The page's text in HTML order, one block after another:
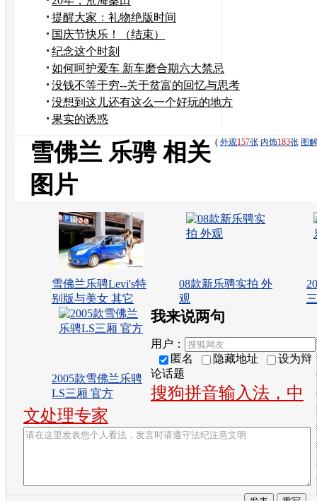
提醒大家：礼物绝版时间
国庆节快乐！（结束）
纪念这个时刻
如何呵护爱车 新车磨合期六大禁忌
没钱不等于穷--关于贫富的回忆与思考
没想到这儿还有这么一个好玩的地方
果实的诱惑
( 外观157张 内饰183张 图解
雪佛兰 乐骋 相关
图片
雪佛兰乐骋Levi's特
别版与美女 其它
08款新乐骋实拍 外
观
2005款雪佛兰乐骋
LS三厢 官方
我来说两句
用户：
匿名
隐藏地址
设为辩
论话题
搜狗拼音输入法，中
文处理专家